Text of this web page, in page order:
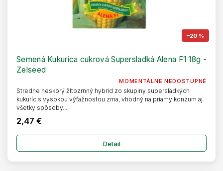
–20 %
Semená Kukurica cukrová Supersladká Alena F1 18g -
Zelseed
MOMENTÁLNE NEDOSTUPNÉ
2,47 €
Detail
Stredne neskorý žltozrnný hybrid zo skupiny supersladkých
kukuríc s vysokou výťažnosťou zrna, vhodný na priamy konzum aj
všetky spôsoby...